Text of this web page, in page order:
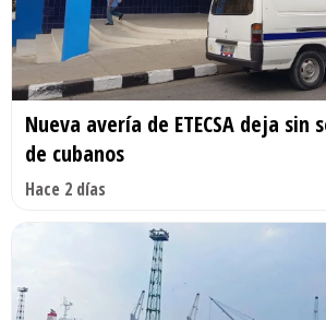
Nueva avería de ETECSA deja sin
de cubanos
Hace 2 días